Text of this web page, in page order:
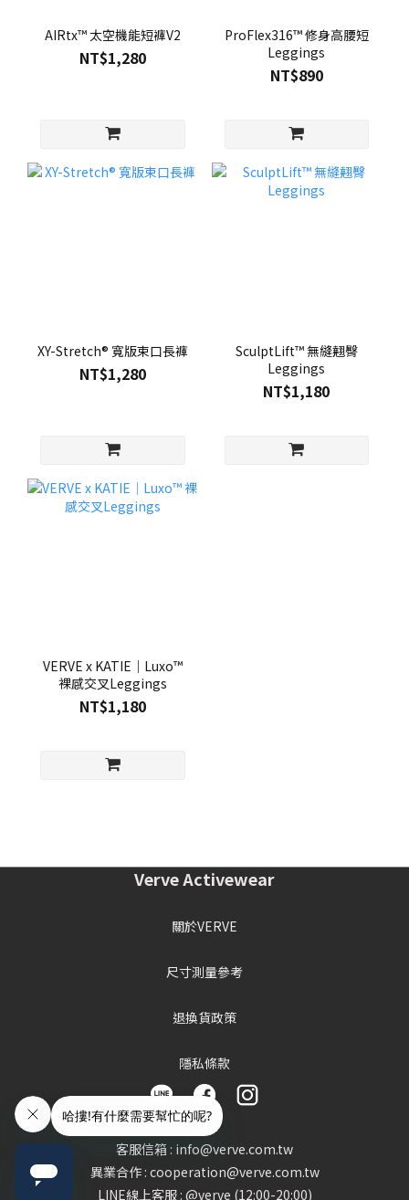
AIRtx™ 太空機能短褲V2
NT$1,280
ProFlex316™ 修身高腰短
Leggings
NT$890
XY-Stretch® 寬版束口長褲
NT$1,280
SculptLift™ 無縫翹臀
Leggings
NT$1,180
VERVE x KATIE｜Luxo™
裸感交叉Leggings
NT$1,180
Verve Activewear
關於VERVE
尺寸測量參考
退換貨政策
隱私條款
客服信箱 : info@verve.com.tw
異業合作 : cooperation@verve.com.tw
LINE線上客服 : @verve (12:00-20:00)